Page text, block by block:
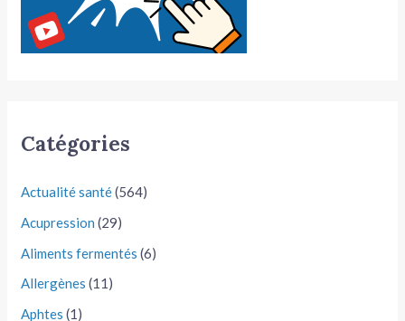
Catégories
Actualité santé(564)
Acupression (29)
Aliments fermentés (6)
Allergènes (11)
Aphtes (1)